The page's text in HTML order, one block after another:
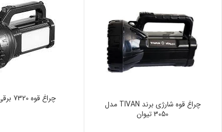
چراغ قوه شارژی برند TIVAN مدل
3050 تیوان
چراغ قوه 7320 برقی 100 وات